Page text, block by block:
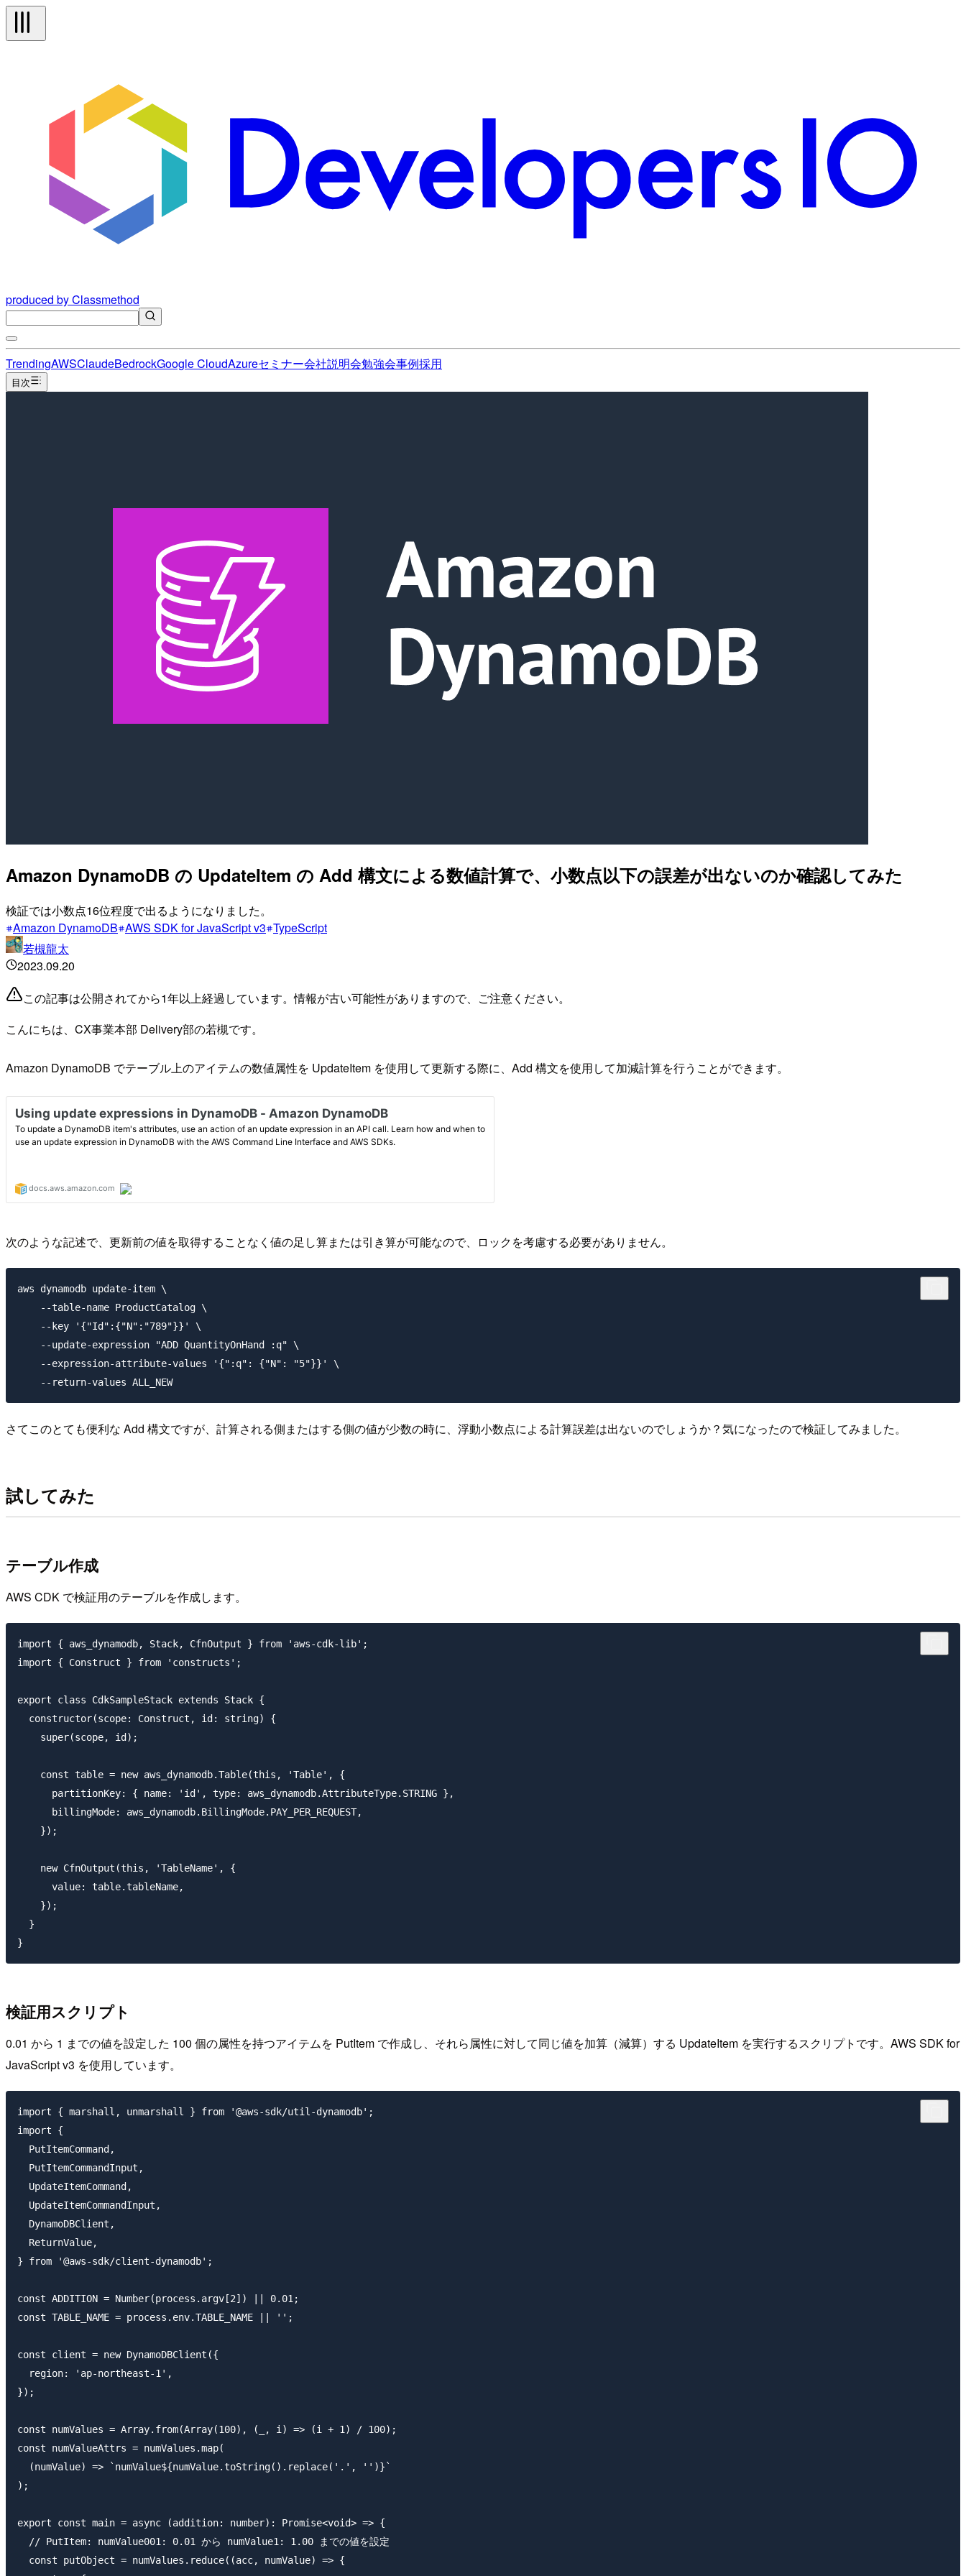
produced by Classmethod
TrendingAWSClaudeBedrockGoogle CloudAzureセミナー会社説明会勉強会事例採用
目次
Amazon DynamoDB の UpdateItem の Add 構文による数値計算で、小数点以下の誤差が出ないのか確認してみた
検証では小数点16位程度で出るようになりました。
Amazon DynamoDB AWS SDK for JavaScript v3 TypeScript
若槻龍太
2023.09.20
この記事は公開されてから1年以上経過しています。情報が古い可能性がありますので、ご注意ください。
こんにちは、CX事業本部 Delivery部の若槻です。
Amazon DynamoDB でテーブル上のアイテムの数値属性を UpdateItem を使用して更新する際に、Add 構文を使用して加減計算を行うことができます。
次のような記述で、更新前の値を取得することなく値の足し算または引き算が可能なので、ロックを考慮する必要がありません。
aws dynamodb update-item \
    --table-name ProductCatalog \
    --key '{"Id":{"N":"789"}}' \
    --update-expression "ADD QuantityOnHand :q" \
    --expression-attribute-values '{":q": {"N": "5"}}' \
さてこのとても便利な Add 構文ですが、計算される側またはする側の値が少数の時に、浮動小数点による計算誤差は出ないのでしょうか？気になったので検証してみました。
試してみた
テーブル作成
AWS CDK で検証用のテーブルを作成します。
import { aws_dynamodb, Stack, CfnOutput } from 'aws-cdk-lib';
import { Construct } from 'constructs';
export class CdkSampleStack extends Stack {
  constructor(scope: Construct, id: string) {
    super(scope, id);
    const table = new aws_dynamodb.Table(this, 'Table', {
      partitionKey: { name: 'id', type: aws_dynamodb.AttributeType.STRING },
      billingMode: aws_dynamodb.BillingMode.PAY_PER_REQUEST,
    });
    new CfnOutput(this, 'TableName', {
      value: table.tableName,
    });
  }
検証用スクリプト
0.01 から 1 までの値を設定した 100 個の属性を持つアイテムを PutItem で作成し、それら属性に対して同じ値を加算（減算）する UpdateItem を実行するスクリプトです。AWS SDK for
JavaScript v3 を使用しています。
import { marshall, unmarshall } from '@aws-sdk/util-dynamodb';
import {
  PutItemCommand,
  PutItemCommandInput,
  UpdateItemCommand,
  UpdateItemCommandInput,
  DynamoDBClient,
  ReturnValue,
} from '@aws-sdk/client-dynamodb';
const ADDITION = Number(process.argv[2]) || 0.01;
const TABLE_NAME = process.env.TABLE_NAME || '';
const client = new DynamoDBClient({
  region: 'ap-northeast-1',
});
const numValues = Array.from(Array(100), (_, i) => (i + 1) / 100);
const numValueAttrs = numValues.map(
  (numValue) => `numValue${numValue.toString().replace('.', '')}`
);
export const main = async (addition: number): Promise<void> => {
  // PutItem: numValue001: 0.01 から numValue1: 1.00 までの値を設定
  const putObject = numValues.reduce((acc, numValue) => {